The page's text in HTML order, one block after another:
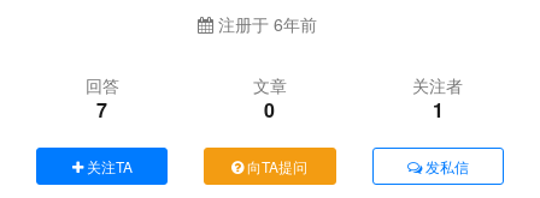
注册于 6年前
回答
7
文章
0
关注者
1
关注TA 向TA提问 发私信